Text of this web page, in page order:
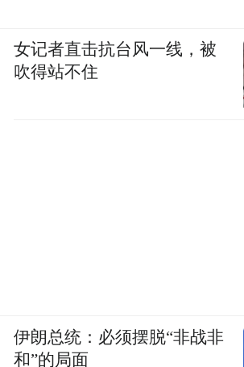
女记者直击抗台风一线，被
吹得站不住
伊朗总统：必须摆脱“非战非
和”的局面